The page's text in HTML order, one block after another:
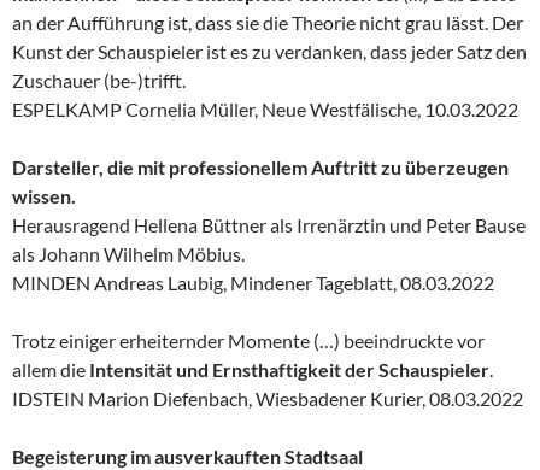
an der Aufführung ist, dass sie die Theorie nicht grau lässt. Der
Kunst der Schauspieler ist es zu verdanken, dass jeder Satz den
Zuschauer (be-)trifft.
ESPELKAMP Cornelia Müller, Neue Westfälische, 10.03.2022
Darsteller, die mit professionellem Auftritt zu überzeugen
wissen.
Herausragend Hellena Büttner als Irrenärztin und Peter Bause
als Johann Wilhelm Möbius.
MINDEN Andreas Laubig, Mindener Tageblatt, 08.03.2022
Trotz einiger erheiternder Momente (…) beeindruckte vor
allem die Intensität und Ernsthaftigkeit der Schauspieler.
IDSTEIN Marion Diefenbach, Wiesbadener Kurier, 08.03.2022
Begeisterung im ausverkauften Stadtsaal